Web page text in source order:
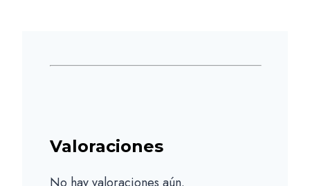
Valoraciones
No hay valoraciones aún.